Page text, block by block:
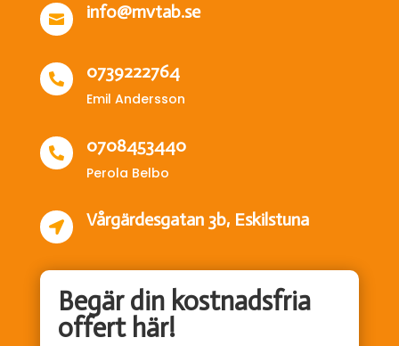
 info@mvtab.se
 0739222764
Emil Andersson
 0708453440
Perola Belbo
 Vårgärdesgatan 3b, Eskilstuna
Begär din kostnadsfria
offert här!